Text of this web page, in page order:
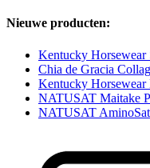
Nieuwe producten:
Kentucky
Chia de Gracia
Kentucky Horsewear
NATUSAT Maitake
NATUSAT AminoSat